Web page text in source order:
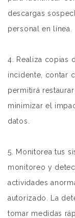
descargas
personal en línea.
4. Realiza copias
incidente, contar
permitirá
minimizar el
datos.
5. Monitorea tus
monitoreo y
actividades
autorizado. La
tomar medidas